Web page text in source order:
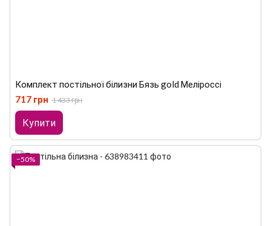
Комплект постільної білизни Бязь gold Меліроссі
717 грн 1 433 грн
Купити
−50%